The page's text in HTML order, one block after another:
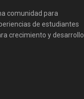
comunidad para
de estudiantes
crecimiento y desarrollo